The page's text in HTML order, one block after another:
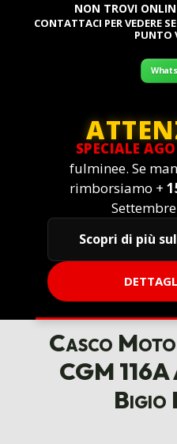
NON TROVI
CONTATTACI PER VEDERE
PUNTO
SPECIALE
fulminee. Se
rimborsiamo +
Scopri di più
Casco
CGM
Bigio